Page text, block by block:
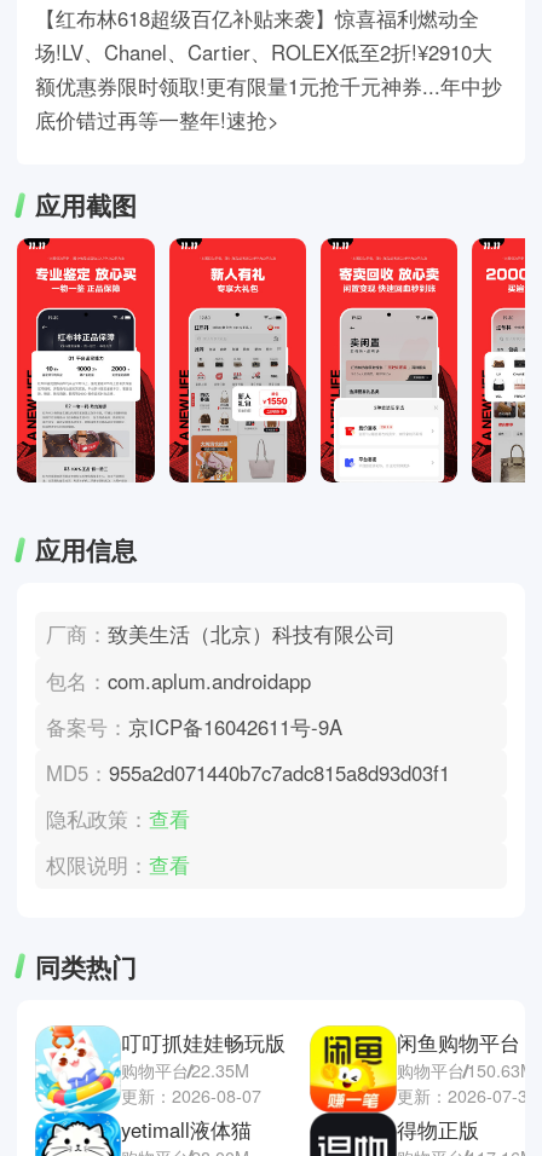
【红布林618超级百亿补贴来袭】惊喜福利燃动全
场!LV、Chanel、Cartier、ROLEX低至2折!¥2910大
额优惠券限时领取!更有限量1元抢千元神券...年中抄
底价错过再等一整年!速抢>
应用截图
应用信息
厂商：致美生活（北京）科技有限公司
包名：com.aplum.androidapp
备案号： 京ICP备16042611号-9A
MD5：955a2d071440b7c7adc815a8d93d03f1
隐私政策：查看
权限说明：查看
同类热门
叮叮抓娃娃畅玩版
购物平台22.35M
更新：2026-08-07
yetimall液体猫
闲鱼购物平台
购物平台150.63M
更新：2026-07-30
得物正版